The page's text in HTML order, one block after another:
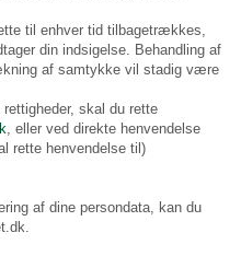
til enhver tid tilbagetrækkes,
din indsigelse. Behandling af
af samtykke vil stadig være
skal du rette
, eller ved direkte henvendelse
rette henvendelse til)
af dine persondata, kan du